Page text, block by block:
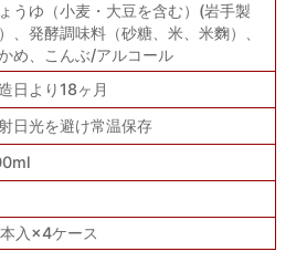
うゆ（小麦・大豆を含む）(岩手製
、発酵調味料（砂糖、米、米麴）、
め、こんぶ/アルコール
日より18ヶ月
日光を避け常温保存
入×4ケース